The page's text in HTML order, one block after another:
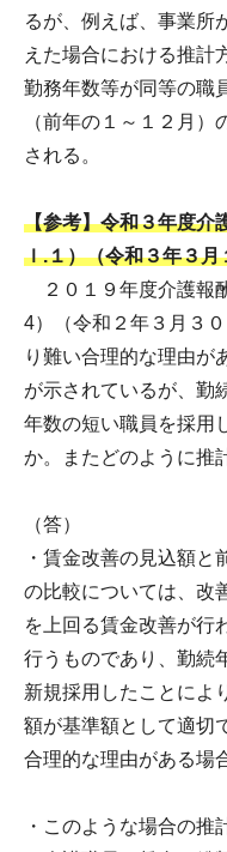
るが、例えば、事業所
えた場合における推計
勤務年数等が同等の職
（前年の１～１２月
される。
【参考】令和３年度介
ｌ.１）（令和３年３月
２０１９年度介護報
4）（令和２年３月３
り難い合理的な理由が
が示されているが、勤
年数の短い職員を採用
か。またどのように推
（答）
・賃金改善の見込額と
の比較については、改
を上回る賃金改善が行
行うものであり、勤続
新規採用したことによ
額が基準額として適切
合理的な理由がある場
・このような場合の